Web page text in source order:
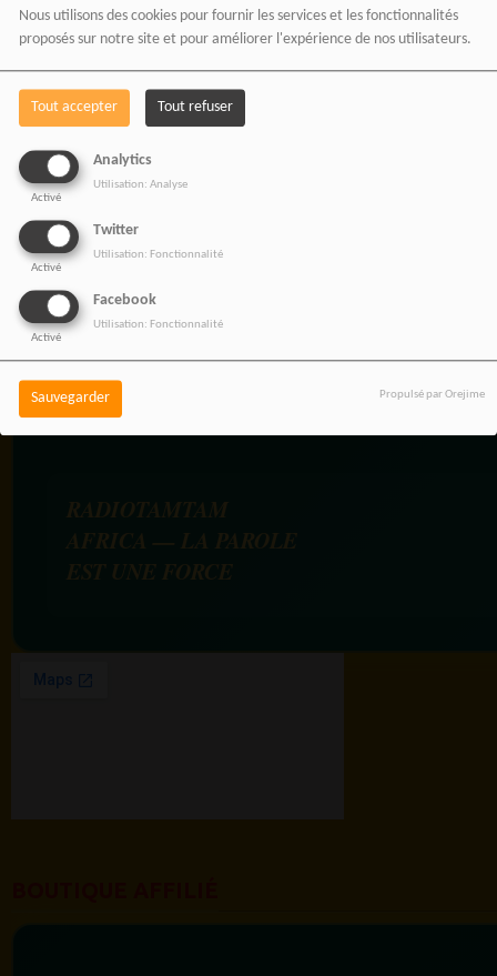
Nous utilisons des cookies pour fournir les services et les fonctionnalités
proposés sur notre site et pour améliorer l'expérience de nos utilisateurs.
Tout accepter Tout refuser
Analytics
Activé
Utilisation: Analyse
Twitter
Activé
Utilisation: Fonctionnalité
Facebook
Activé
Utilisation: Fonctionnalité
Sauvegarder Propulsé par Orejime
communication
moderne, panafricaine et
digitale.
innovante et tournée vers
l’Afrique et sa diaspora.